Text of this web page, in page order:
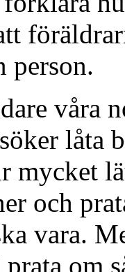
person.
våra
låta
mycket
och
vara.
om